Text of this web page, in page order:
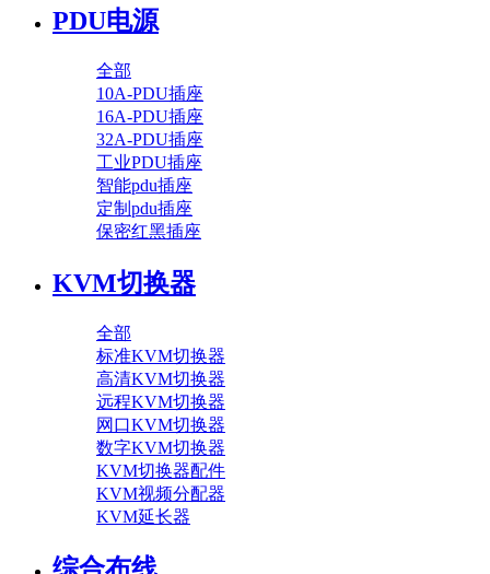
PDU电源
全部
10A-PDU插座
16A-PDU插座
32A-PDU插座
工业PDU插座
智能pdu插座
定制pdu插座
保密红黑插座
KVM切换器
全部
标准KVM切换器
高清KVM切换器
远程KVM切换器
网口KVM切换器
数字KVM切换器
KVM切换器配件
KVM视频分配器
KVM延长器
综合布线